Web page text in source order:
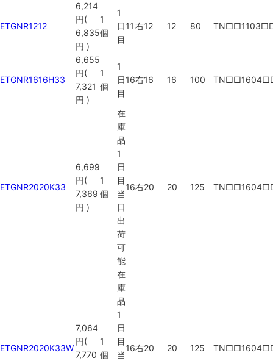
ETGNR1212
6,214
円(
6,835
円 )
1
個
1
日
目
11 右12 12 80
ETGNR1616H33
6,655
円(
7,321
円 )
1
個
1
日
目
16右16 16 100
ETGNR2020K33
6,699
円(
7,369
円 )
1
個
在
庫
品
1
日
目
当
日
出
荷
可
能
16右20 20 125
ETGNR2020K33W
7,064
円(
7,770
1
個
在
庫
品
1
日
目
当
16右20 20 125